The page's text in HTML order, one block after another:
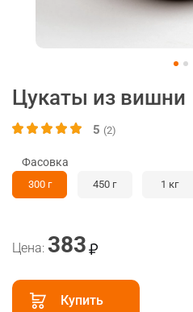
Цукаты из вишни
5 (2)
Фасовка
300 г 450 г 1 кг
Цена: 383
Купить